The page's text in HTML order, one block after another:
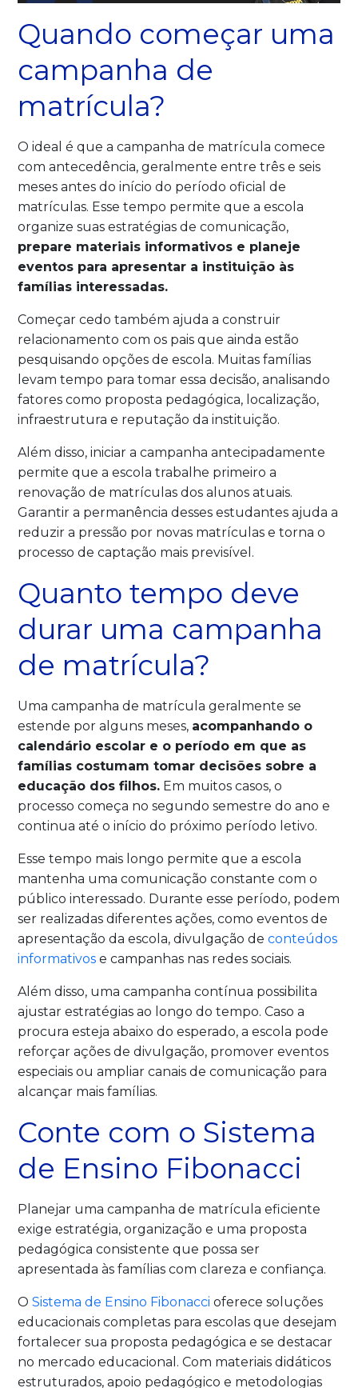
Quando começar uma
campanha de
matrícula?
O ideal é que a campanha de matrícula comece
com antecedência, geralmente entre três e seis
meses antes do início do período oficial de
matrículas. Esse tempo permite que a escola
organize suas estratégias de comunicação,
prepare materiais informativos e planeje
eventos para apresentar a instituição às
famílias interessadas.
Começar cedo também ajuda a construir
relacionamento com os pais que ainda estão
pesquisando opções de escola. Muitas famílias
levam tempo para tomar essa decisão, analisando
fatores como proposta pedagógica, localização,
infraestrutura e reputação da instituição.
Além disso, iniciar a campanha antecipadamente
permite que a escola trabalhe primeiro a
renovação de matrículas dos alunos atuais.
Garantir a permanência desses estudantes ajuda a
reduzir a pressão por novas matrículas e torna o
processo de captação mais previsível.
Quanto tempo deve
durar uma campanha
de matrícula?
Uma campanha de matrícula geralmente se
estende por alguns meses, acompanhando o
calendário escolar e o período em que as
famílias costumam tomar decisões sobre a
educação dos filhos. Em muitos casos, o
processo começa no segundo semestre do ano e
continua até o início do próximo período letivo.
Esse tempo mais longo permite que a escola
mantenha uma comunicação constante com o
público interessado. Durante esse período, podem
ser realizadas diferentes ações, como eventos de
apresentação da escola, divulgação deconteúdos
informativos e campanhas nas redes sociais.
Além disso, uma campanha contínua possibilita
ajustar estratégias ao longo do tempo. Caso a
procura esteja abaixo do esperado, a escola pode
reforçar ações de divulgação, promover eventos
especiais ou ampliar canais de comunicação para
alcançar mais famílias.
Conte com o Sistema
de Ensino Fibonacci
Planejar uma campanha de matrícula eficiente
exige estratégia, organização e uma proposta
pedagógica consistente que possa ser
apresentada às famílias com clareza e confiança.
OSistema de Ensino Fibonacci oferece soluções
educacionais completas para escolas que desejam
fortalecer sua proposta pedagógica e se destacar
no mercado educacional. Com materiais didáticos
estruturados, apoio pedagógico e metodologias